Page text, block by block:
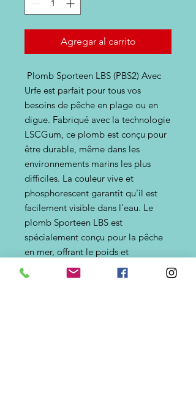
Agregar al carrito
Plomb Sporteen LBS (PBS2) Avec
Urfe est parfait pour tous vos
besoins de pêche en plage ou en
digue. Fabriqué avec la technologie
LSCGum, ce plomb est conçu pour
être durable, même dans les
environnements marins les plus
difficiles. La couleur vive et
phosphorescent garantit qu'il est
facilement visible dans l'eau. Le
plomb Sporteen LBS est
spécialement conçu pour la pêche
en mer, offrant le poids et
l'équilibre parfaits pour maintenir
votre ligne quelles que soient les